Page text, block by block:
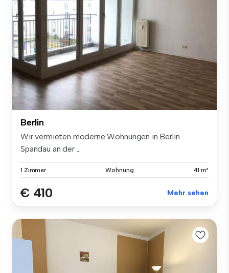
Berlin
Wir vermieten moderne Wohnungen in Berlin
Spandau an der ...
1 Zimmer Wohnung 41 m²
€ 410 Mehr sehen